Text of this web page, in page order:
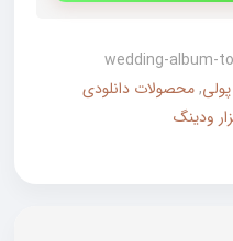
wedding-album-
,محصولات دانلودی
ودینگ